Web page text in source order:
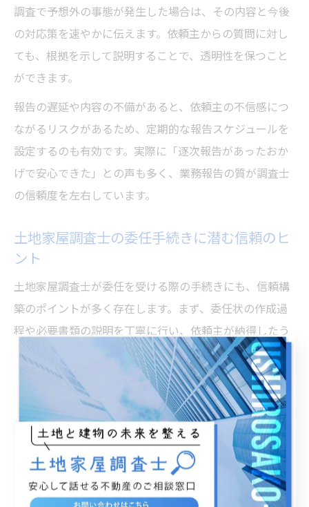
調査で予想外の事態が発生した場合は、その内容と今後
の対応策を速やかに伝えます。依頼主からの質問に対し
ても、根拠を示して説明することで、透明性を保つこと
ができます。
報告の遅延や内容の不備があると、依頼主の不信感につ
ながるリスクがあるため、定期的な報告スケジュールを
設定するのも有効です。実際に「逐次報告があったおか
げで安心できた」との声も多く、業務報告の質が調査士
の信頼度を左右しています。
土地家屋調査士の委任手続きに潜む信頼のヒ
ント
土地家屋調査士が委任を受ける際の手続きにも、信頼構
築のポイントが多く存在します。まず、委任状の作成過
程や必要書類の説明を丁寧に行い、依頼主が納得したう
えで手続きを進めることが基本です。特に、権限関係や
業務範囲の明確化はトラブル予防にもつながります。
依頼主が不安を抱きやすいのは、登記や測量などの専門
的な手続きが多岐にわたる場合です。こうした場合で
も、手続きの流れや必要な確認事項を事前に一覧化して
伝えることで、信頼を得ることができます。実際に、委
任手続きでの説明不足が後々のクレームにつながったケ